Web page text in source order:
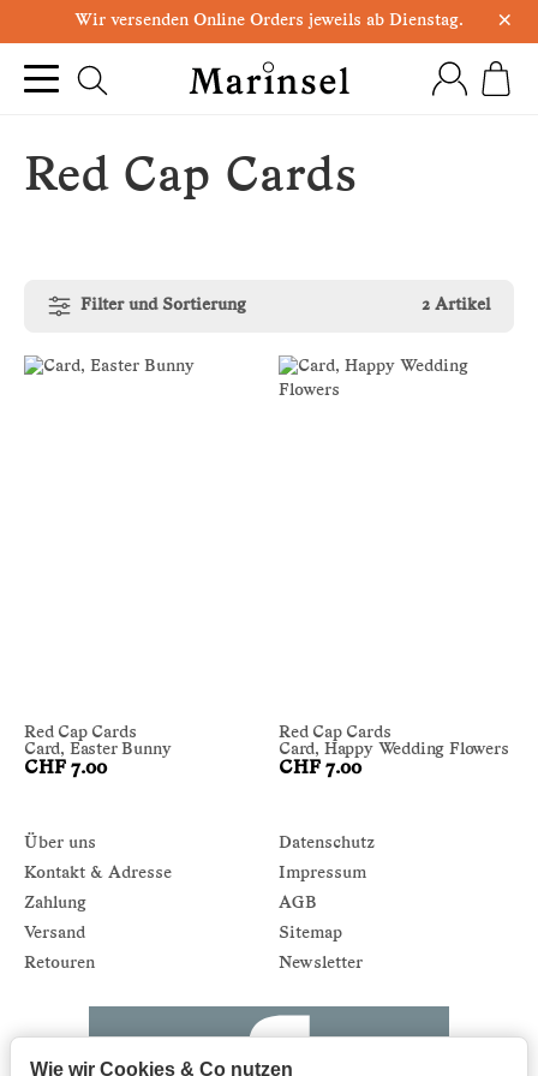
Wir versenden Online Orders jeweils ab Dienstag. ×
Red Cap Cards
Filter und Sortierung 2 Artikel
Red Cap Cards
Card, Easter Bunny
CHF 7.00
Red Cap Cards
Card, Happy Wedding Flowers
CHF 7.00
Über uns
Kontakt & Adresse
Zahlung
Versand
Retouren
Datenschutz
Impressum
AGB
Sitemap
Newsletter
Wie wir Cookies & Co nutzen